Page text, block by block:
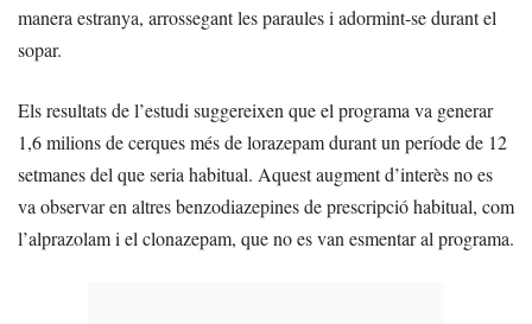
manera estranya, arrossegant les paraules i adormint-se durant el
sopar.
Els resultats de l’estudi suggereixen que el programa va generar
1,6 milions de cerques més de lorazepam durant un període de 12
setmanes del que seria habitual. Aquest augment d’interès no es
va observar en altres benzodiazepines de prescripció habitual, com
l’alprazolam i el clonazepam, que no es van esmentar al programa.